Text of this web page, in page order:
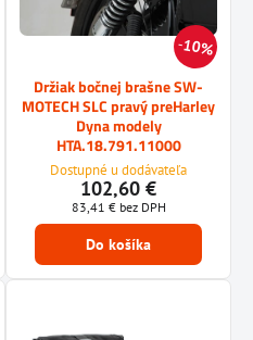
10%
Držiak bočnej brašne SW-
MOTECH SLC pravý preHarley
Dyna modely
HTA.18.791.11000
Dostupné u dodávateľa
102,60 €
83,41 € bez DPH
Do košíka